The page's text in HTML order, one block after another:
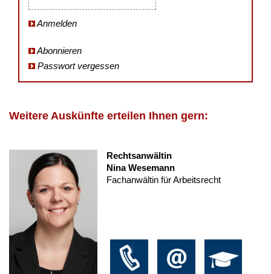
Anmelden
Abonnieren
Passwort vergessen
Weitere Auskünfte erteilen Ihnen gern:
Rechtsanwältin
Nina Wesemann
Fachanwältin für Arbeitsrecht